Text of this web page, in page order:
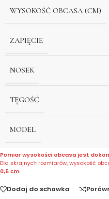
WYSOKOŚĆ OBCASA (CM)
ZAPIĘCIE
NOSEK
TĘGOŚĆ
MODEL
Pomiar wysokości obcasa jest
Dla skrajnych rozmiarów, wysokość
0,5 cm
Dodaj do schowka